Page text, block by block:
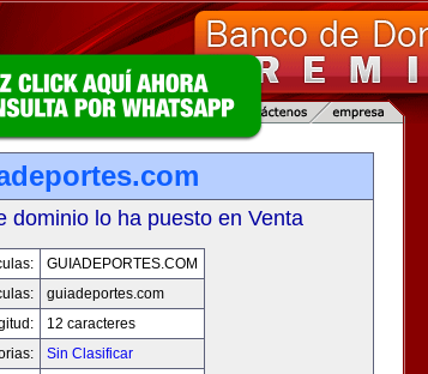
dominio lo ha puesto en Venta
GUIADEPORTES.COM
guiadeportes.com
12 caracteres
Sin Clasificar